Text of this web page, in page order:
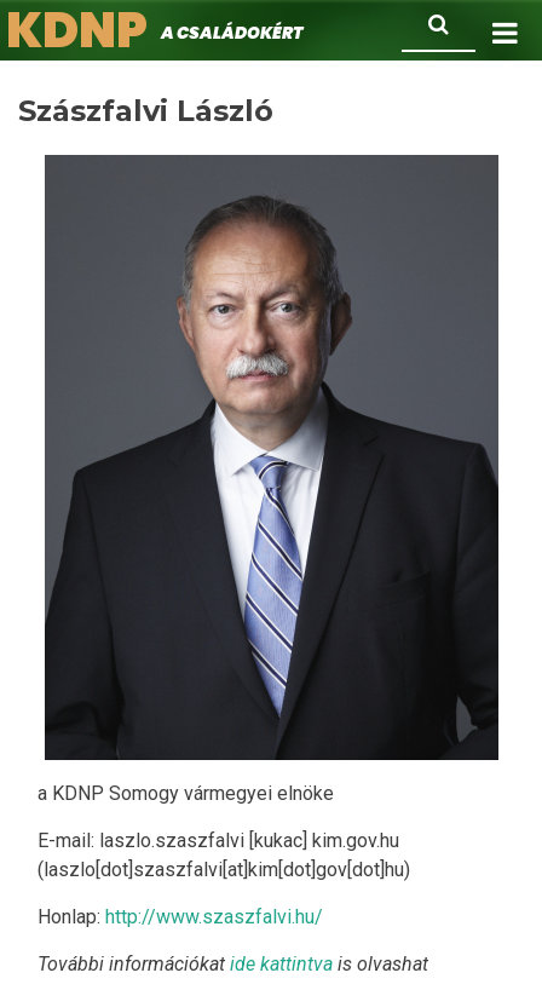
Ugrás
a
Keresés
KDNPA családokért.
Szászfalvi László
a KDNP Somogy vármegyei elnöke
E-mail: laszlo.szaszfalvi [kukac] kim.gov.hu
(laszlo[dot]szaszfalvi[at]kim[dot]gov[dot]hu)
Honlap: http://www.szaszfalvi.hu/
További információkat ide kattintva is olvashat